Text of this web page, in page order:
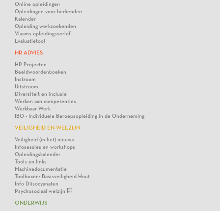
Online opleidingen
Opleidingen voor bedienden
Kalender
Opleiding werkzoekenden
Vlaams opleidingsverlof
Evaluatietool
HR ADVIES
HR Projecten
Beeldwoordenboeken
Instroom
Uitstroom
Diversiteit en inclusie
Werken aan competenties
Werkbaar Werk
IBO - Individuele Beroepsopleiding in de Onderneming
VEILIGHEID EN WELZIJN
Veiligheid (in het) nieuws
Infosessies en workshops
Opleidingskalender
Tools en links
Machinedocumentatie
Toolboxen: Basisveiligheid Hout
Info Diisocyanaten
Psychosociaal welzijn
ONDERWIJS